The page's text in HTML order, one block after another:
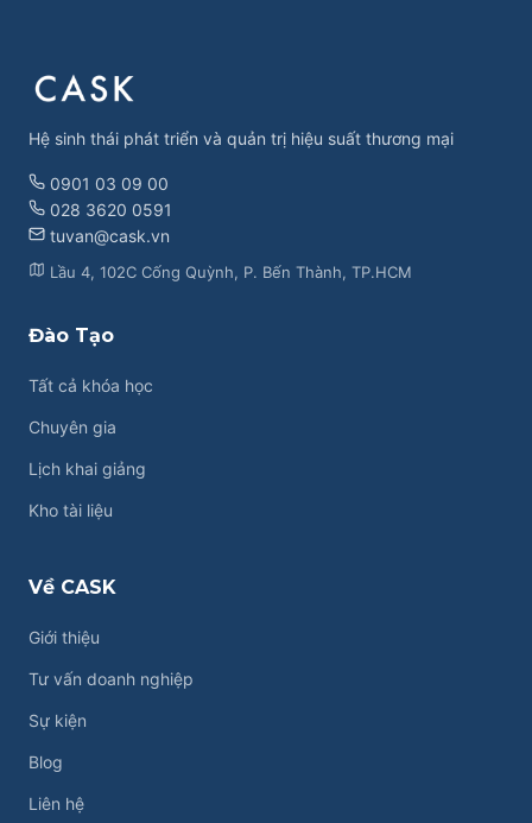
Hệ sinh thái phát triển và quản trị hiệu suất thương mại
0901 03 09 00
028 3620 0591
tuvan@cask.vn
Lầu 4, 102C Cống Quỳnh, P. Bến Thành, TP.HCM
Đào Tạo
Tất cả khóa học
Chuyên gia
Lịch khai giảng
Kho tài liệu
Về CASK
Giới thiệu
Tư vấn doanh nghiệp
Sự kiện
Blog
Liên hệ